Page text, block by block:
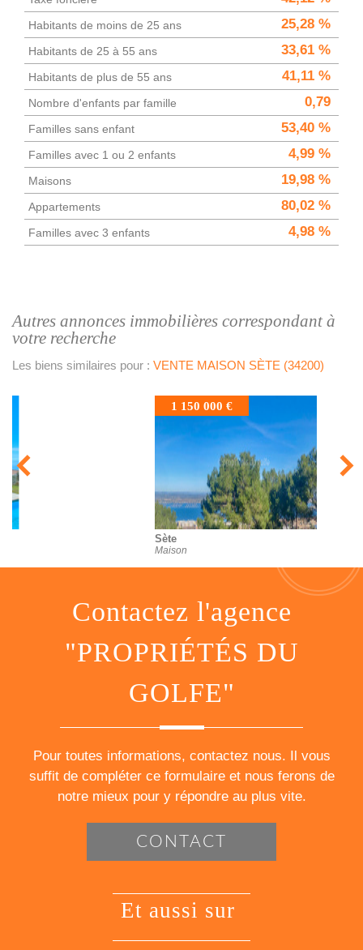
Habitants de moins de 25 ans 25,28 %
Habitants de 25 à 55 ans 33,61 %
Habitants de plus de 55 ans 41,11 %
Nombre d'enfants par famille 0,79
Familles sans enfant 53,40 %
Familles avec 1 ou 2 enfants 4,99 %
Maisons 19,98 %
Appartements 80,02 %
Familles avec 3 enfants 4,98 %
autres annonces immobilières correspondant à
votre recherche
Les biens similaires pour : VENTE MAISON SÈTE (34200)
1 150 000 €
contactez l'agence
"PROPRIÉTÉS DU
GOLFE"
Pour toutes informations, contactez nous. Il vous
suffit de compléter ce formulaire et nous ferons de
notre mieux pour y répondre au plus vite.
CONTACT
et aussi sur